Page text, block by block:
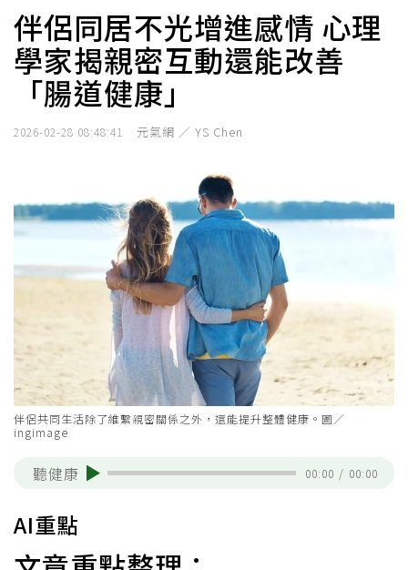
伴侶同居不光增進感情 心理
學家揭親密互動還能改善
「腸道健康」
2026-02-28 08:48:41 元氣網 ／ YS Chen
伴侶共同生活除了維繫親密關係之外，還能提升整體健康。圖／
ingimage
聽健康 00:00 / 00:00
AI重點